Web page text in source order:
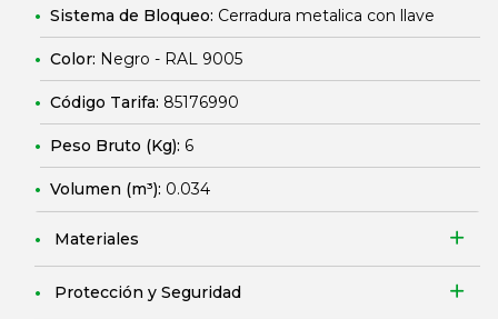
Sistema de Bloqueo: Cerradura metalica con llave
Color: Negro - RAL 9005
Código Tarifa: 85176990
Peso Bruto (Kg): 6
Volumen (m³): 0.034
Materiales
Protección y Seguridad